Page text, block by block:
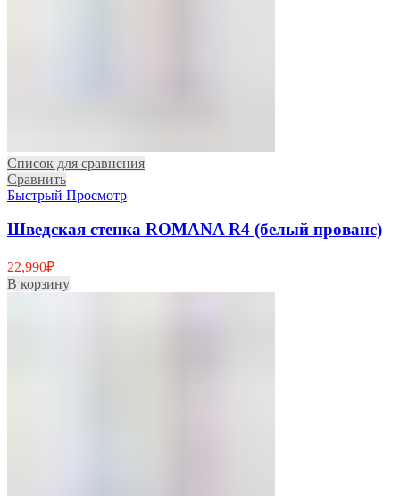
Список для сравнения
Сравнить
Быстрый Просмотр
Шведская стенка ROMANA R4 (белый прованс)
22,990₽
В корзину